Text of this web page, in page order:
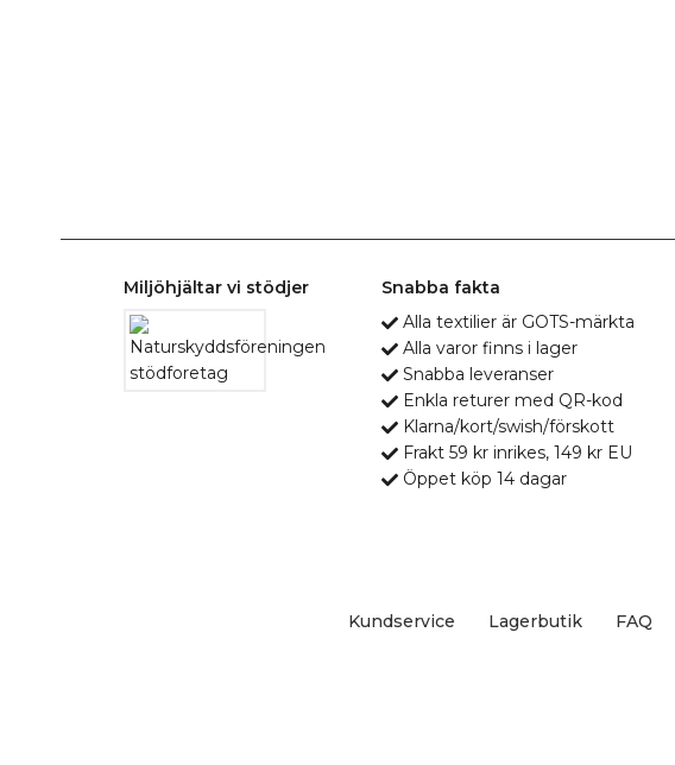
Miljöhjältar vi stödjer
Snabba fakta
Alla textilier är GOTS-märkta
Alla varor finns i lager
Snabba leveranser
Enkla returer med QR-kod
Klarna/kort/swish/förskott
Frakt 59 kr inrikes, 149 kr EU
Öppet köp 14 dagar
Kundservice Lagerbutik FAQ